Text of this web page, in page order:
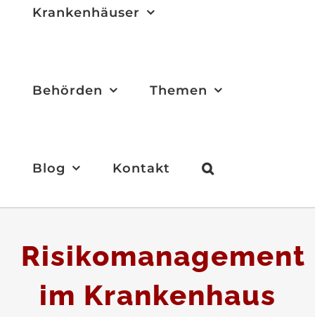
Krankenhäuser
Behörden Themen
Blog Kontakt
Risikomanagement
im Krankenhaus